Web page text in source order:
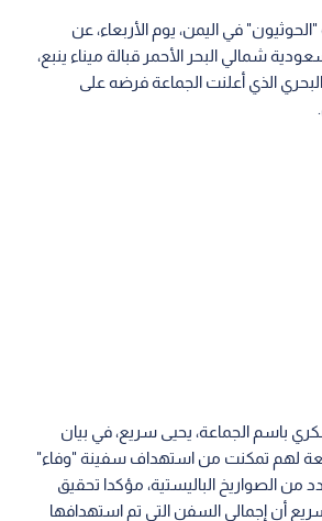
في اليمن، يوم الأربعاء، عن
شمالي البحر الأحمر قبالة ميناء ينبع،
الذي أعلنت الجماعة فرضه على
باسم الجماعة، يحيى سريع، في بيان
لهم تمكنت من استهداف سفينة "وفاء"
من الصواريخ الباليستية، مؤكدا تحقيق
أن إجمالي السفن التي تم استهدافها